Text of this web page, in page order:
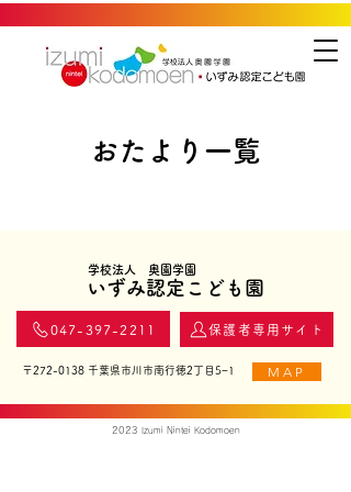
​おたより一覧
学校法人 奥園学園
いずみ認定こども園
047-397-2211 保護者専用サイト
〒272-0138 千葉県市川市南行徳2丁目5−1 MAP
2023 Izumi Nintei Kodomoen